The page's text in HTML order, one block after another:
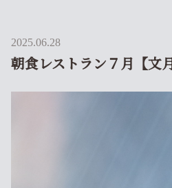
2025.06.28
朝食レストラン７月【文